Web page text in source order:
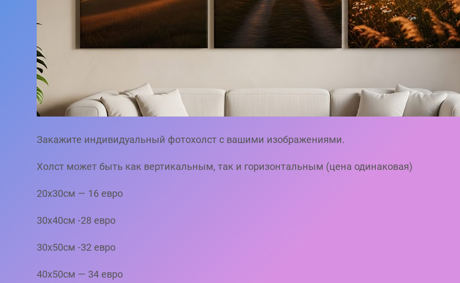
Закажите индивидуальный фотохолст с вашими изображениями.
Холст может быть как вертикальным, так и горизонтальным (цена одинаковая)
20х30см — 16 евро
30х40см -28 евро
30х50см -32 евро
40х50см — 34 евро